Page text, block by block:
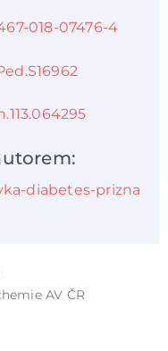
018-07476-4
diabetes-prizna
AV ČR